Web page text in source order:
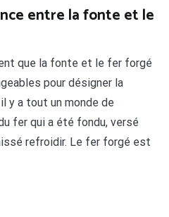
entre la fonte et le
que la fonte et le fer forgé
pour désigner la
y a tout un monde de
fer qui a été fondu, versé
refroidir. Le fer forgé est